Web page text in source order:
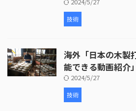
2024/5/27
技術
海外「日本の木製
能できる動画紹介」
2024/5/27
技術